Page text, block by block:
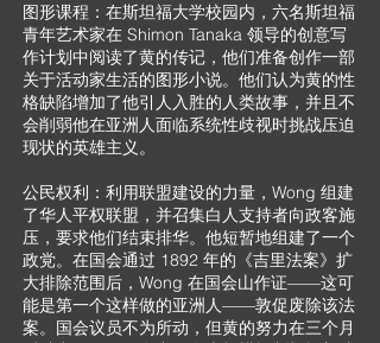
图形课程：在斯坦福大学校园内，六名斯坦福
青年艺术家在 Shimon Tanaka 领导的创意写
作计划中阅读了黄的传记，他们准备创作一部
关于活动家生活的图形小说。他们认为黄的性
格缺陷增加了他引人入胜的人类故事，并且不
会削弱他在亚洲人面临系统性歧视时挑战压迫
现状的英雄主义。
公民权利：利用联盟建设的力量，Wong 组建
了华人平权联盟，并召集白人支持者向政客施
压，要求他们结束排华。他短暂地组建了一个
政党。在国会通过 1892 年的《吉里法案》扩
大排除范围后，Wong 在国会山作证——这可
能是第一个这样做的亚洲人——敦促废除该法
案。国会议员不为所动，但黄的努力在三个月